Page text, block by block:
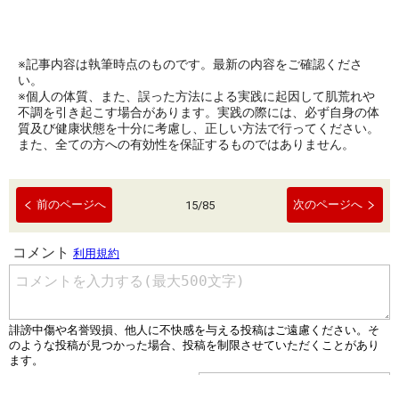
※記事内容は執筆時点のものです。最新の内容をご確認くださ
い。
※個人の体質、また、誤った方法による実践に起因して肌荒れや
不調を引き起こす場合があります。実践の際には、必ず自身の体
質及び健康状態を十分に考慮し、正しい方法で行ってください。
また、全ての方への有効性を保証するものではありません。
前のページへ 15/85 次のページへ